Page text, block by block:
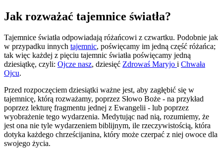
Jak rozważać tajemnice światła?
Tajemnice światła odpowiadają różańcowi z czwartku. Podobnie jak
w przypadku innych tajemnic, poświęcamy im jedną część różańca;
tak więc każdej z pięciu tajemnic światła poświęcamy jedną
dziesiątkę, czyli: Ojcze nasz, dziesięć Zdrowaś Maryjo i Chwała
Ojcu.
Przed rozpoczęciem dziesiątki ważne jest, aby zagłębić się w
tajemnicę, którą rozważamy, poprzez Słowo Boże - na przykład
poprzez lekturę fragmentu jednej z Ewangelii - lub poprzez
wyobrażenie tego wydarzenia. Medytując nad nią, rozumiemy, że
jest ona nie tyle wydarzeniem biblijnym, ile rzeczywistością, która
dotyka każdego chrześcijanina, który może czerpać z niej owoce dla
swojego życia.